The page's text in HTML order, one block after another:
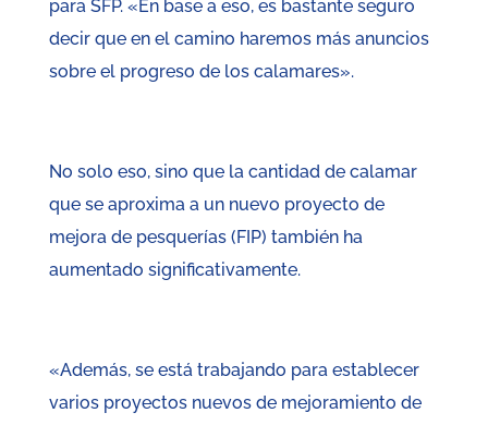
para SFP. «En base a eso, es bastante seguro
decir que en el camino haremos más anuncios
sobre el progreso de los calamares».
No solo eso, sino que la cantidad de calamar
que se aproxima a un nuevo proyecto de
mejora de pesquerías (FIP) también ha
aumentado significativamente.
«Además, se está trabajando para establecer
varios proyectos nuevos de mejoramiento de